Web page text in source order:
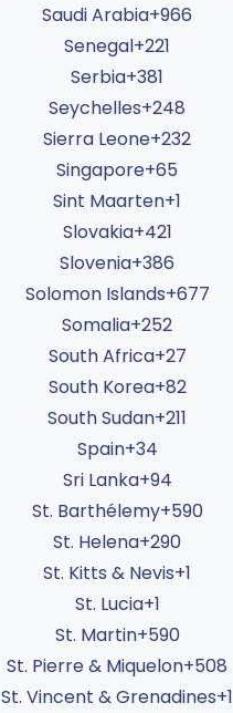
Saudi Arabia+966
Senegal+221
Serbia+381
Seychelles+248
Sierra Leone+232
Singapore+65
Sint Maarten+1
Slovakia+421
Slovenia+386
Solomon Islands+677
Somalia+252
South Africa+27
South Korea+82
South Sudan+211
Spain+34
Sri Lanka+94
St. Barthélemy+590
St. Helena+290
St. Kitts & Nevis+1
St. Lucia+1
St. Martin+590
St. Pierre & Miquelon+508
St. Vincent & Grenadines+1